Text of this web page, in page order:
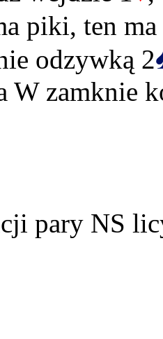
piki, ten ma
odzywką 2
W zamknie
pary NS